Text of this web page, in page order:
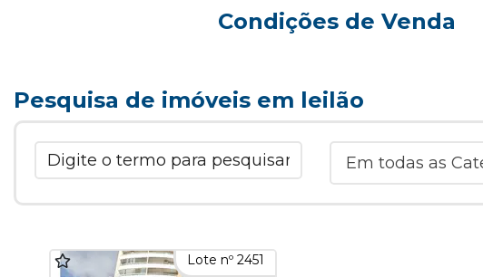
Condições de Venda
Pesquisa de imóveis em leilão
Lote nº 2451